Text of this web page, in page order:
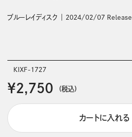
ブルーレイディスク 2024/02/07 Release
KIXF-1727
￥2,750 (税込)
カートに入れる